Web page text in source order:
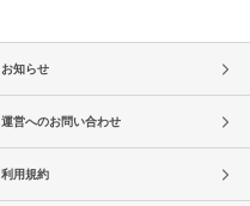
お知らせ
運営へのお問い合わせ
利用規約